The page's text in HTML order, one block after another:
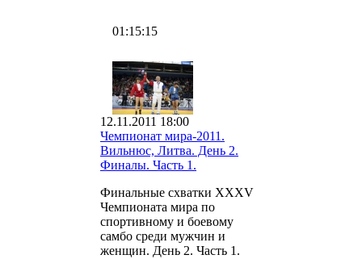
01:15:15
12.11.2011 18:00
Чемпионат мира-2011.
Вильнюс, Литва. День 2.
Финалы. Часть 1.
Финальные схватки XXXV
Чемпионата мира по
спортивному и боевому
самбо среди мужчин и
женщин. День 2. Часть 1.